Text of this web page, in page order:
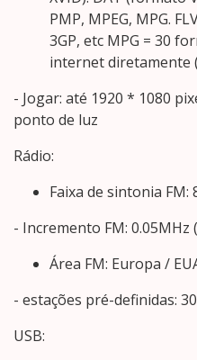
PMP, MPEG, MPG.
3GP, etc MPG = 30
internet diretamente
- Jogar: até 1920 * 1080
ponto de luz
Rádio:
Faixa de sintonia FM:
- Incremento FM: 0.05MHz
Área FM: Europa /
- estações pré-definidas:
USB: